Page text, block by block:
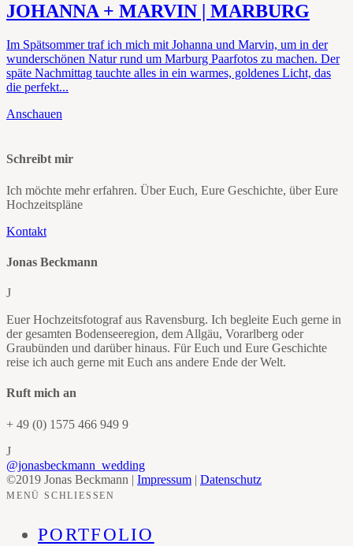
JOHANNA + MARVIN | MARBURG
Im Spätsommer traf ich mich mit Johanna und Marvin, um in der
wunderschönen Natur rund um Marburg Paarfotos zu machen. Der
späte Nachmittag tauchte alles in ein warmes, goldenes Licht, das
die perfekt...
Anschauen
Schreibt mir
Ich möchte mehr erfahren. Über Euch, Eure Geschichte, über Eure
Hochzeitspläne
Kontakt
Jonas Beckmann
J
Euer Hochzeitsfotograf aus Ravensburg. Ich begleite Euch gerne in
der gesamten Bodenseeregion, dem Allgäu, Vorarlberg oder
Graubünden und darüber hinaus. Für Euch und Eure Geschichte
reise ich auch gerne mit Euch ans andere Ende der Welt.
Ruft mich an
+ 49 (0) 1575 466 949 9
J
@jonasbeckmann_wedding
©2019 Jonas Beckmann | Impressum | Datenschutz
MENÜ SCHLIESSEN
PORTFOLIO